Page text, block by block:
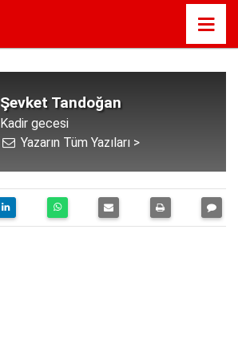
Şevket Tandoğan
Kadir gecesi
Yazarın Tüm Yazıları >